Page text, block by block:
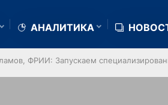
АНАЛИТИКА
ФРИИ: Запускаем